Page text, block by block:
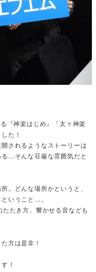
『神楽はじめ』「太々神楽
た！
されるようなストーリーは
…そんな荘厳な雰囲気だと
。どんな場所かというと、
いうこと…。
たき方、響かせる音なども
方は是非！
！